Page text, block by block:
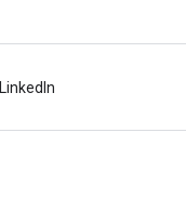
LinkedIn